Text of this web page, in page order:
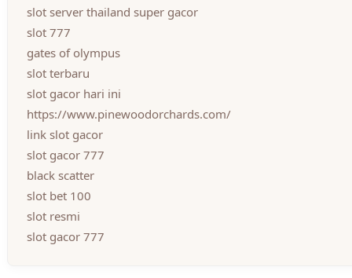
slot server thailand super gacor
slot 777
gates of olympus
slot terbaru
slot gacor hari ini
https://www.pinewoodorchards.com/
link slot gacor
slot gacor 777
black scatter
slot bet 100
slot resmi
slot gacor 777